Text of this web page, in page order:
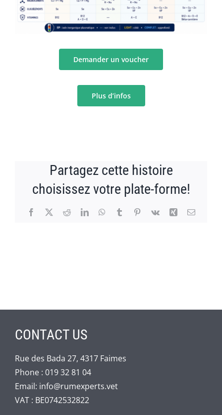
Demander un voucher
Plus d’infos
Partagez cette histoire
choisissez votre plate-forme!
Facebook
X RedditLinkedInWhatsApp
TumblrPinterest
Vk Xing Email
CONTACT US
Rue des Bada 27, 4317 Faimes
Phone : 019 32 81 04
Email: info@rumexperts.vet
VAT : BE0742532822